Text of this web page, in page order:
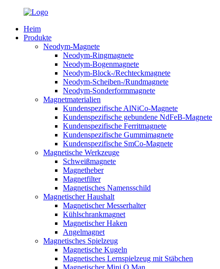
Heim
Produkte
Neodym-Magnete
Neodym-Ringmagnete
Neodym-Bogenmagnete
Neodym-Block-/Rechteckmagnete
Neodym-Scheiben-/Rundmagnete
Neodym-Sonderformmagnete
Magnetmaterialien
Kundenspezifische AlNiCo-Magnete
Kundenspezifische gebundene NdFeB-Magnete
Kundenspezifische Ferritmagnete
Kundenspezifische Gummimagnete
Kundenspezifische SmCo-Magnete
Magnetische Werkzeuge
Schweißmagnete
Magnetheber
Magnetfilter
Magnetisches Namensschild
Magnetischer Haushalt
Magnetischer Messerhalter
Kühlschrankmagnet
Magnetischer Haken
Angelmagnet
Magnetisches Spielzeug
Magnetische Kugeln
Magnetisches Lernspielzeug mit Stäbchen
Magnetischer Mini Q Man